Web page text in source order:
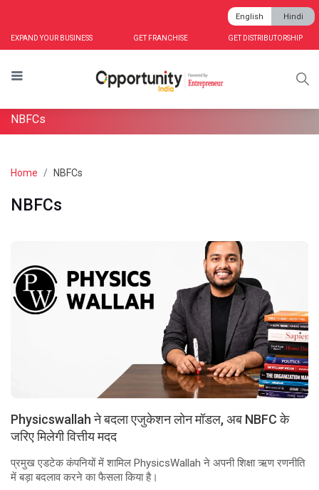
EXPAND YOUR BUSINESS GET FRANCHISE GET DISTRIBUTORSHIP
English Hindi
NBFCs
Home NBFCs
NBFCs
Physicswallah ने बदला एजुकेशन लोन मॉडल, अब NBFC के
जरिए मिलेगी वित्तीय मदद
प्रमुख एडटेक कंपनियों में शामिल PhysicsWallah ने अपनी शिक्षा ऋण रणनीति
में बड़ा बदलाव करने का फैसला किया है।